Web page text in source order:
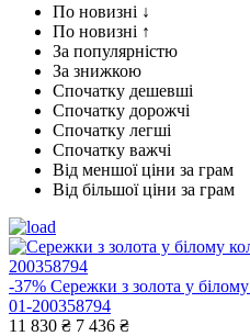
По новизні ↓
По новизні ↑
За популярністю
За знижкою
Спочатку дешевші
Спочатку дорожчі
Спочатку легші
Спочатку важчі
Від меншої ціни за грам
Від більшої ціни за грам
-37% Сережки з золота у
01-200358794
11 830 ₴ 7 436 ₴